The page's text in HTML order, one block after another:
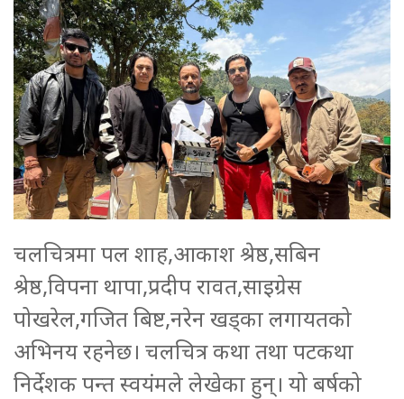
चलचित्रमा पल शाह,आकाश श्रेष्ठ,सबिन
श्रेष्ठ,विपना थापा,प्रदीप रावत,साइग्रेस
पोखरेल,गजित बिष्ट,नरेन खड्का लगायतको
अभिनय रहनेछ। चलचित्र कथा तथा पटकथा
निर्देशक पन्त स्वयंमले लेखेका हुन्। यो बर्षको